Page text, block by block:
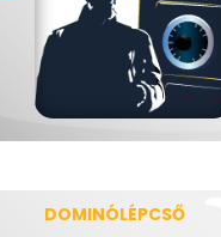
DOMINÓLÉPCSŐ